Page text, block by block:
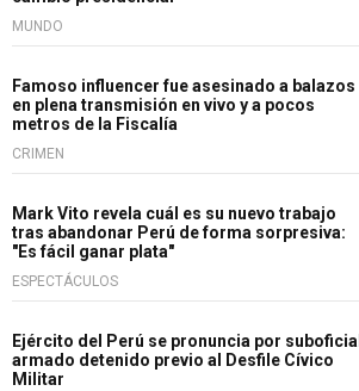
MUNDO
Famoso influencer fue asesinado a balazos
en plena transmisión en vivo y a pocos
metros de la Fiscalía
CRIMEN
Mark Vito revela cuál es su nuevo trabajo
tras abandonar Perú de forma sorpresiva:
"Es fácil ganar plata"
ESPECTÁCULOS
Ejército del Perú se pronuncia por suboficial
armado detenido previo al Desfile Cívico
Militar